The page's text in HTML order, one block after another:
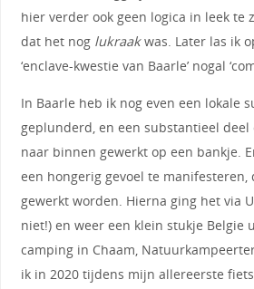
hier verder ook geen logica in leek te
dat het nog lukraakwas. Later las ik
‘enclave-kwestie van Baarle’ nogal
In Baarle heb ik nog even een lokale
geplunderd, en een substantieel
naar binnen gewerkt op een bankje.
een hongerig gevoel te manifesteren,
gewerkt worden. Hierna ging het via
niet!) en weer een klein stukje Belgie
camping in Chaam,
ik in 2020 tijdens mijn allereerste